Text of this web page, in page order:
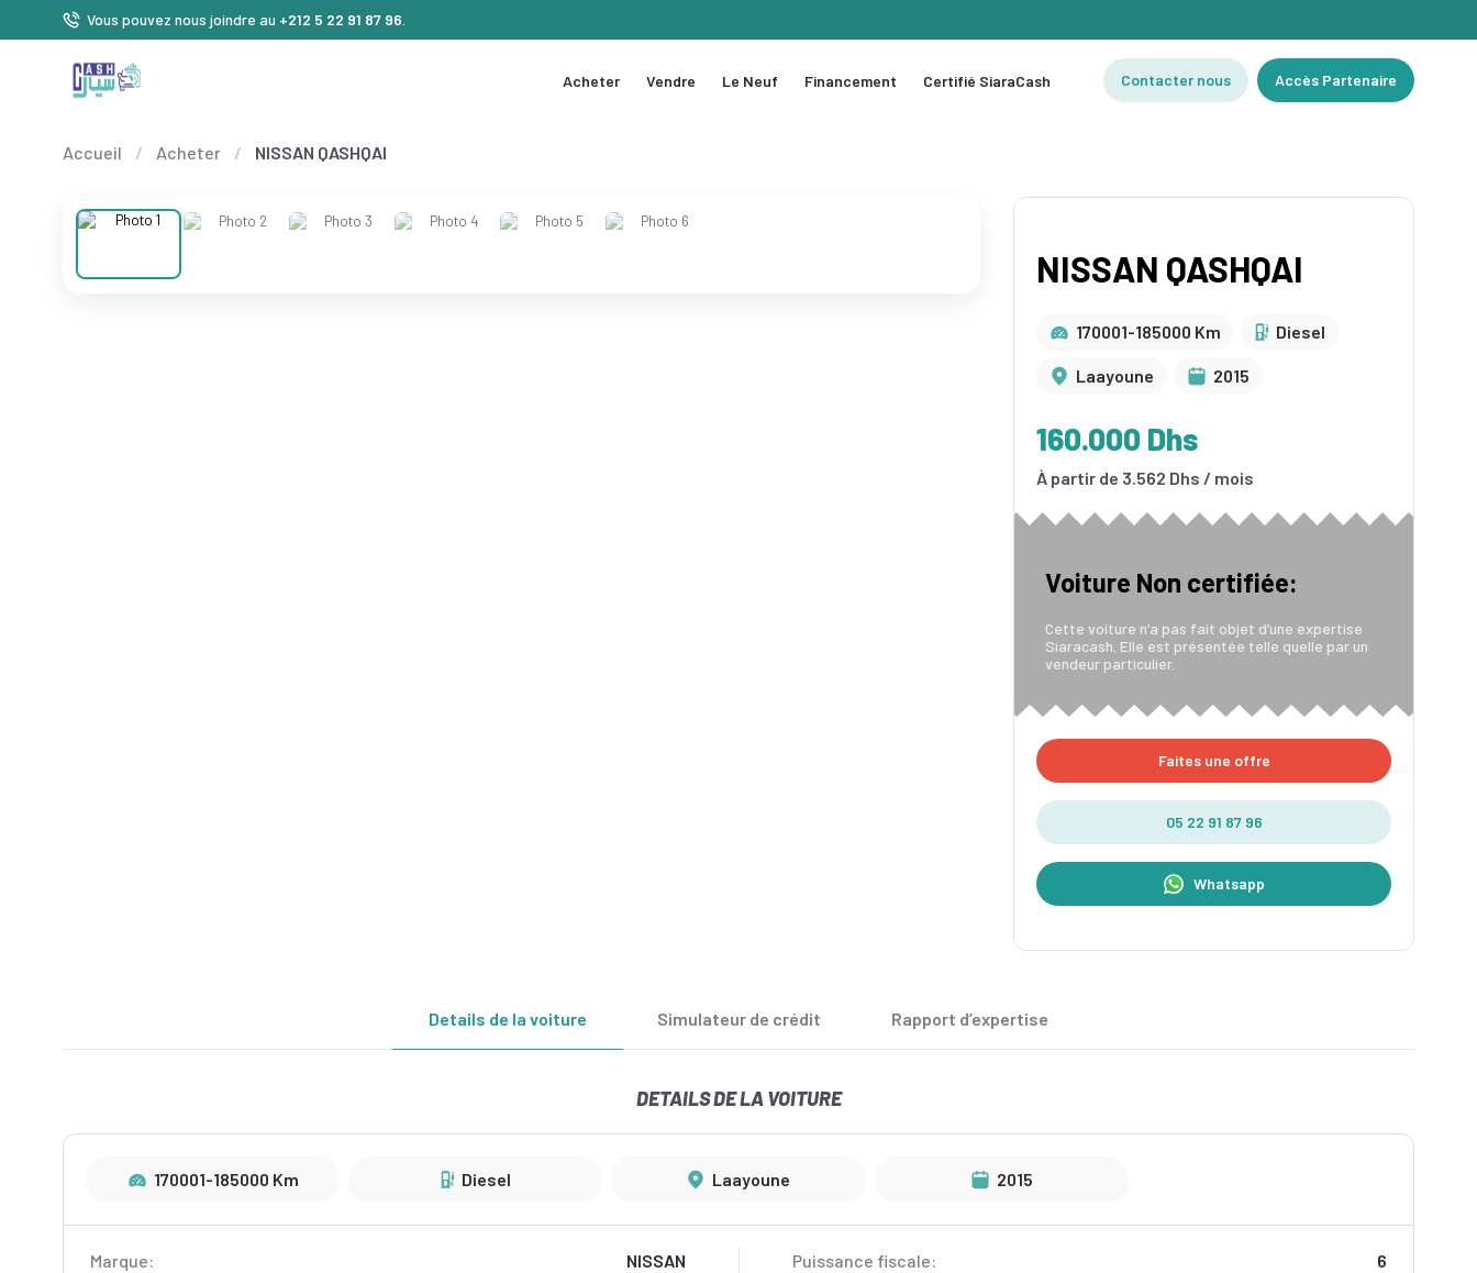
Vous pouvez nous joindre au +212 5 22 91 87 96
Acheter Vendre Le Neuf Financement Certifié SiaraCash Contacter nous Accès Partenaire
Accueil / Acheter / NISSAN QASHQAI
NISSAN QASHQAI
170001-185000 Km Diesel
Laayoune‎ 2015
160.000 Dhs
À partir de 3.562 Dhs / mois
Voiture Non certifiée:
Cette voiture n’a pas fait objet d’une expertise
Siaracash. Elle est présentée telle quelle par un
vendeur particulier.
Faites une offre
05 22 91 87 96
Whatsapp
Details de la voiture Simulateur de crédit Rapport d’expertise
DETAILS DE LA VOITURE
170001-185000 Km Diesel Laayoune‎ 2015
Marque:
NISSAN
Puissance fiscale:
6